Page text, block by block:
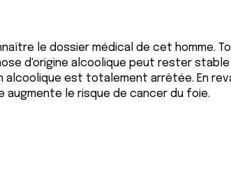
le dossier médical de cet homme.
d'origine alcoolique peut rester
alcoolique est totalement arrêtée. En
le risque de cancer du foie.